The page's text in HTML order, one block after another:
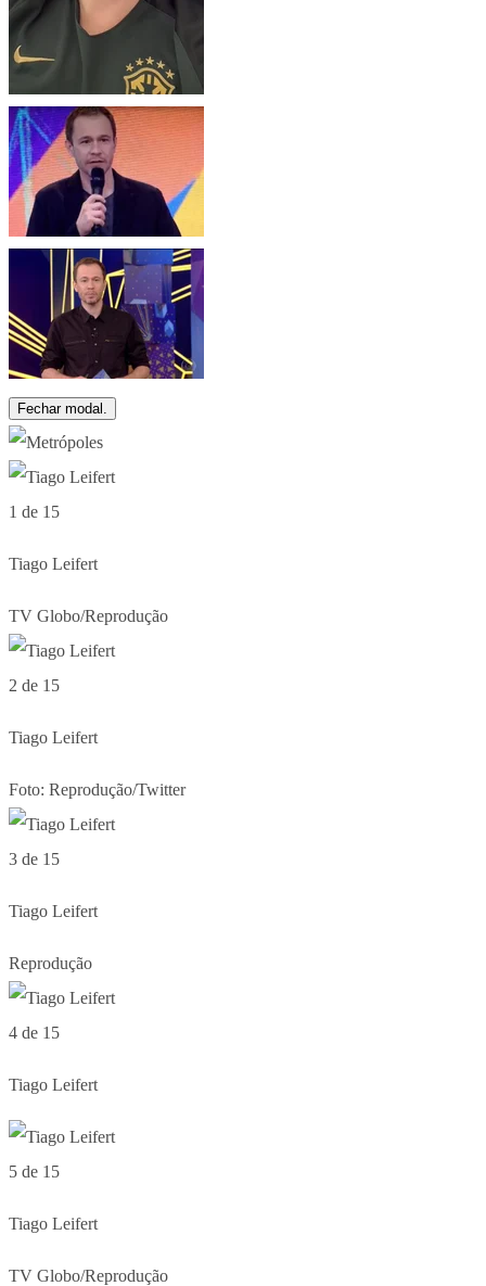
Fechar modal.
1 de 15
Tiago Leifert
TV Globo/Reprodução
2 de 15
Tiago Leifert
Foto: Reprodução/Twitter
3 de 15
Tiago Leifert
Reprodução
4 de 15
Tiago Leifert
5 de 15
Tiago Leifert
TV Globo/Reprodução